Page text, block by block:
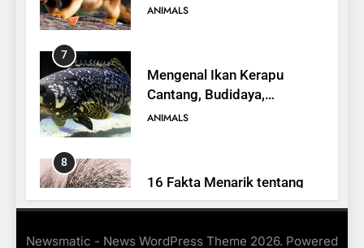
Mengenal Ikan Kerapu
Ekonomi
8
16 Fakta Menarik tentang
9
Panamanian Golden Frog
Newsmatic - News WordPress Theme 2026. Powered